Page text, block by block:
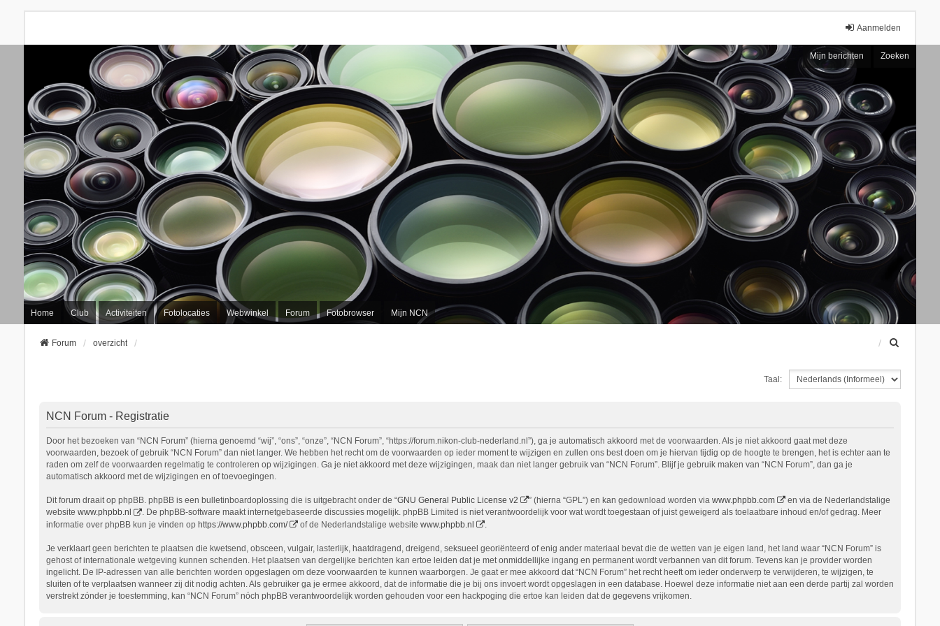
Aanmelden
Mijn berichten Zoeken
Home Club Activiteiten Fotolocaties Webwinkel Forum Fotobrowser Mijn NCN
Forum overzicht
e
Taal:
NCN Forum - Registratie
Door het bezoeken van “NCN Forum” (hierna genoemd “wij”, “ons”, “onze”, “NCN Forum”, “https://forum.nikon-club-nederland.nl”), ga je automatisch akkoord met de voorwaarden. Als je niet akkoord gaat met deze
voorwaarden, bezoek of gebruik “NCN Forum” dan niet langer. We hebben het recht om de voorwaarden op ieder moment te wijzigen en zullen ons best doen om je hiervan tijdig op de hoogte te brengen, het is echter aan te
raden om zelf de voorwaarden regelmatig te controleren op wijzigingen. Ga je niet akkoord met deze wijzigingen, maak dan niet langer gebruik van “NCN Forum”. Blijf je gebruik maken van “NCN Forum”, dan ga je
automatisch akkoord met de wijzigingen en of toevoegingen.
Dit forum draait op phpBB. phpBB is een bulletinboardoplossing die is uitgebracht onder de “GNU General Public License v2 ” (hierna “GPL”) en kan gedownload worden via www.phpbb.com
en via de Nederlandstalige
website www.phpbb.nl
. De phpBB-software maakt internetgebaseerde discussies mogelijk. phpBB Limited is niet verantwoordelijk voor wat wordt toegestaan of juist geweigerd als toelaatbare inhoud en/of gedrag. Meer
informatie over phpBB kun je vinden op https://www.phpbb.com/ of de Nederlandstalige website www.phpbb.nl .
Je verklaart geen berichten te plaatsen die kwetsend, obsceen, vulgair, lasterlijk, haatdragend, dreigend, seksueel georiënteerd of enig ander materiaal bevat die de wetten van je eigen land, het land waar “NCN Forum” is
gehost of internationale wetgeving kunnen schenden. Het plaatsen van dergelijke berichten kan ertoe leiden dat je met onmiddellijke ingang en permanent wordt verbannen van dit forum. Tevens kan je provider worden
ingelicht. De IP-adressen van alle berichten worden opgeslagen om deze voorwaarden te kunnen waarborgen. Je gaat er mee akkoord dat “NCN Forum” het recht heeft om ieder onderwerp te verwijderen, te wijzigen, te
sluiten of te verplaatsen wanneer zij dit nodig achten. Als gebruiker ga je ermee akkoord, dat de informatie die je bij ons invoert wordt opgeslagen in een database. Hoewel deze informatie niet aan een derde partij zal worden
verstrekt zónder je toestemming, kan “NCN Forum” nóch phpBB verantwoordelijk worden gehouden voor een hackpoging die ertoe kan leiden dat de gegevens vrijkomen.